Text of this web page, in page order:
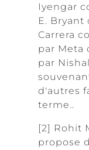
Iyengar
E.
Carrera
par Meta
par
d'autres
terme..
[2] Rohit
propose